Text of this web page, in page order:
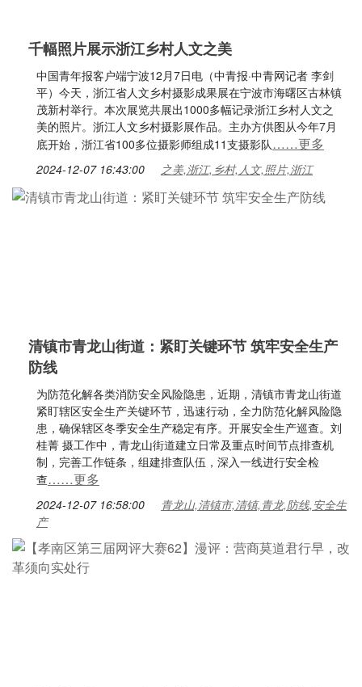
千幅照片展示浙江乡村人文之美
中国青年报客户端宁波12月7日电（中青报·中青网记者 李剑
平）今天，浙江省人文乡村摄影成果展在宁波市海曙区古林镇
茂新村举行。本次展览共展出1000多幅记录浙江乡村人文之
美的照片。浙江人文乡村摄影展作品。主办方供图从今年7月
底开始，浙江省100多位摄影师组成11支摄影队……更多
2024-12-07 16:43:00 之美,浙江,乡村,人文,照片,浙江
清镇市青龙山街道：紧盯关键环节 筑牢安全生产
防线
为防范化解各类消防安全风险隐患，近期，清镇市青龙山街道
紧盯辖区安全生产关键环节，迅速行动，全力防范化解风险隐
患，确保辖区冬季安全生产稳定有序。开展安全生产巡查。刘
桂菁 摄工作中，青龙山街道建立日常及重点时间节点排查机
制，完善工作链条，组建排查队伍，深入一线进行安全检
查……更多
2024-12-07 16:58:00
青龙山,清镇市,清镇,青龙,防线,安全生
产